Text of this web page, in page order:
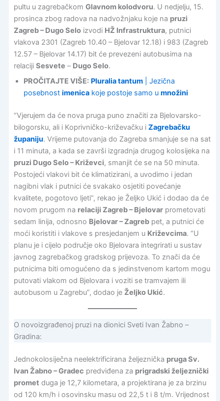
pultu u zagrebačkom Glavnom kolodvoru. U nedjelju, 15.
prosinca zbog radova na nadvožnjaku koje na pruzi
Zagreb – Dugo Seloizvodi HŽ Infrastruktura, putnici
vlakova 2301 (Zagreb 10.40 – Bjelovar 12.18) i 983 (Zagreb
12.57 – Bjelovar 14.17) bit će prevezeni autobusima na
relaciji Sesvete – Dugo Selo.
PROČITAJTE VIŠE: Pluralia tantum| Jezična
posebnost imenicakoje postoje samo u množini
“Vjerujem da će nova pruga puno značiti za Bjelovarsko-
bilogorsku, ali i Koprivničko-križevačku i Zagrebačku
županiju. Vrijeme putovanja do Zagreba smanjuje se na sat
i 11 minuta, a kada se završi izgradnja drugog kolosijeka na
pruzi Dugo Selo – Križevci, smanjit će se na 50 minuta.
Postojeći vlakovi bit će klimatizirani, a uvodimo i jedan
nagibni vlak i putnici će svakako osjetiti povećanje
kvalitete, pogotovo ljeti”, rekao je Željko Ukić i dodao da će
novom prugom na relaciji Zagreb – Bjelovarprometovati
sedam linija, odnosno Bjelovar – Zagrebpet, a putnici će
moći koristiti i vlakove s presjedanjem u Križevcima. “U
planu je i cijelo područje oko Bjelovara integrirati u sustav
javnog zagrebačkog gradskog prijevoza. To znači da će
putnicima biti omogućeno da s jedinstvenom kartom mogu
putovati vlakom od Bjelovara i voziti se tramvajem ili
autobusom u Zagrebu”, dodao je Željko Ukić.
O novoizgrađenoj pruzi na dionici Sveti Ivan Žabno –
Gradina:
Jednokolosiječna neelektrificirana željeznička pruga Sv.
Ivan Žabno – Gradec predviđena za prigradski željeznički
promet duga je 12,7 kilometara, a projektirana je za brzinu
od 120 km/h i osovinsku masu od 22,5 t i 8 t/m. Vrijednost